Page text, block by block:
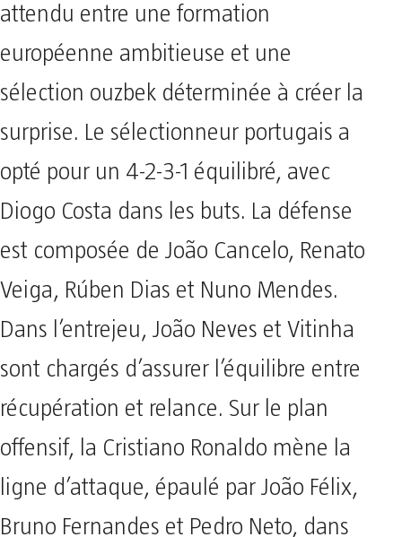
attendu entre une formation
européenne ambitieuse et une
sélection ouzbek déterminée à créer la
surprise. Le sélectionneur portugais a
opté pour un 4-2-3-1 équilibré, avec
Diogo Costa dans les buts. La défense
est composée de João Cancelo, Renato
Veiga, Rúben Dias et Nuno Mendes.
Dans l’entrejeu, João Neves et Vitinha
sont chargés d’assurer l’équilibre entre
récupération et relance. Sur le plan
offensif, la Cristiano Ronaldo mène la
ligne d’attaque, épaulé par João Félix,
Bruno Fernandes et Pedro Neto, dans